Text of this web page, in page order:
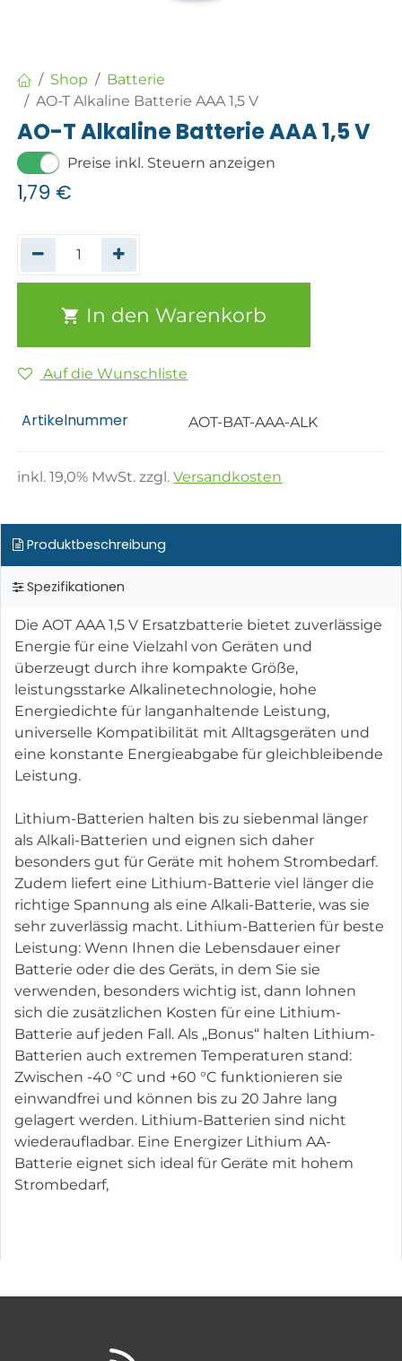
Shop
Batterie
AO-T Alkaline Batterie AAA 1,5 V
AO-T Alkaline Batterie AAA 1,5 V
Preise inkl. Steuern anzeigen
1,79 €
In den Warenkorb
Auf die Wunschliste
Artikelnummer AOT-BAT-AAA-ALK
inkl.19,0% MwSt. zzgl.Versandkosten
Produktbeschreibung
Spezifikationen
Die AOT AAA 1,5 V Ersatzbatterie bietet zuverlässige
Energie für eine Vielzahl von Geräten und
überzeugt durch ihre kompakte Größe,
leistungsstarke Alkalinetechnologie, hohe
Energiedichte für langanhaltende Leistung,
universelle Kompatibilität mit Alltagsgeräten und
eine konstante Energieabgabe für gleichbleibende
Leistung.
Lithium-Batterien halten bis zu siebenmal länger
als Alkali-Batterien und eignen sich daher
besonders gut für Geräte mit hohem Strombedarf.
Zudem liefert eine Lithium-Batterie viel länger die
richtige Spannung als eine Alkali-Batterie, was sie
sehr zuverlässig macht. Lithium-Batterien für beste
Leistung: Wenn Ihnen die Lebensdauer einer
Batterie oder die des Geräts, in dem Sie sie
verwenden, besonders wichtig ist, dann lohnen
sich die zusätzlichen Kosten für eine Lithium-
Batterie auf jeden Fall. Als „Bonus“ halten Lithium-
Batterien auch extremen Temperaturen stand:
Zwischen -40 °C und +60 °C funktionieren sie
einwandfrei und können bis zu 20 Jahre lang
gelagert werden. Lithium-Batterien sind nicht
wiederaufladbar. Eine Energizer Lithium AA-
Batterie eignet sich ideal für Geräte mit hohem
Strombedarf,